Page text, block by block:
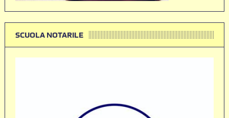
SCUOLA NOTARILE